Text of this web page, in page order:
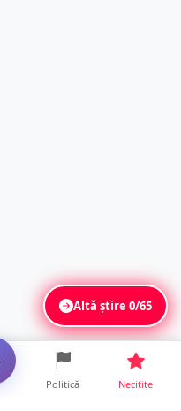
Altă știre0/65
Politică Necitite